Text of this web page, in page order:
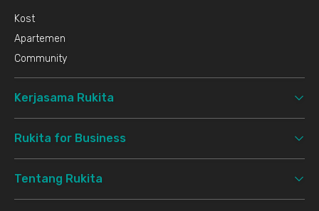
Kost
Apartemen
Community
Kerjasama Rukita
Rukita for Business
Tentang Rukita